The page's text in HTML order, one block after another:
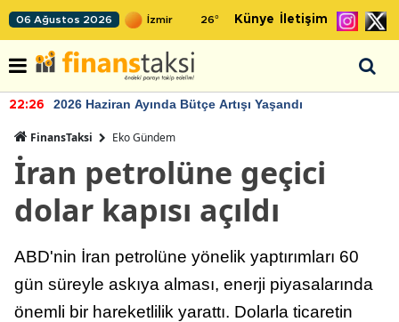
06 Ağustos 2026 26° Künye İletişim
22:26 2026 Haziran Ayında Bütçe Artışı Yaşandı
FinansTaksi Eko Gündem
İran petrolüne geçici
dolar kapısı açıldı
ABD'nin İran petrolüne yönelik yaptırımları 60
gün süreyle askıya alması, enerji piyasalarında
önemli bir hareketlilik yarattı. Dolarla ticaretin